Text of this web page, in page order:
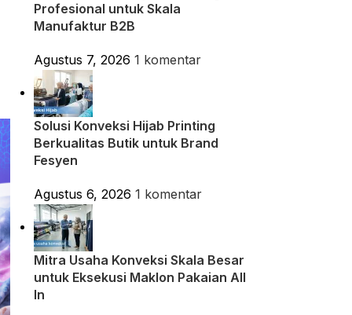
Profesional untuk Skala
Manufaktur B2B
Agustus 7, 2026 1 komentar
Solusi Konveksi Hijab Printing
Berkualitas Butik untuk Brand
Fesyen
Agustus 6, 2026 1 komentar
Mitra Usaha Konveksi Skala Besar
untuk Eksekusi Maklon Pakaian All
In